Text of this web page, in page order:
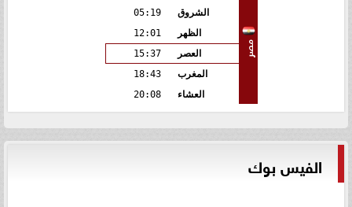
مصر
الشروق
05:19
الظهر
12:01
العصر
15:37
المغرب
18:43
العشاء
20:08
الفيس بوك